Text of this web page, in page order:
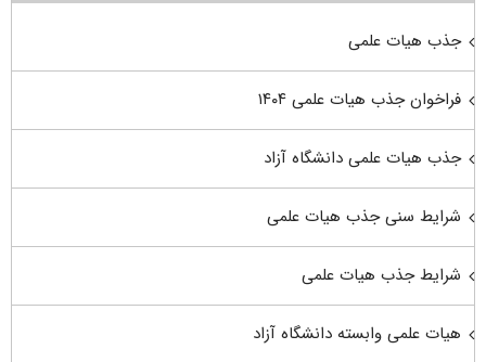
جذب هیات علمی
فراخوان جذب هیات علمی ۱۴۰۴
جذب هیات علمی دانشگاه آزاد
شرایط سنی جذب هیات علمی
شرایط جذب هیات علمی
هیات علمی وابسته دانشگاه آزاد